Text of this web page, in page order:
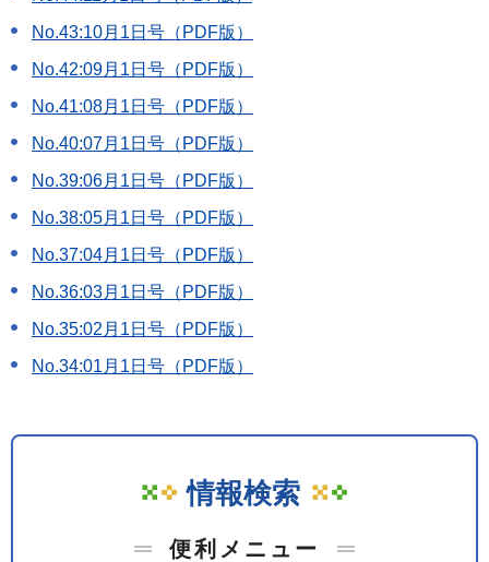
No.43:10月1日号（PDF版）
No.42:09月1日号（PDF版）
No.41:08月1日号（PDF版）
No.40:07月1日号（PDF版）
No.39:06月1日号（PDF版）
No.38:05月1日号（PDF版）
No.37:04月1日号（PDF版）
No.36:03月1日号（PDF版）
No.35:02月1日号（PDF版）
No.34:01月1日号（PDF版）
情報検索
便利メニュー